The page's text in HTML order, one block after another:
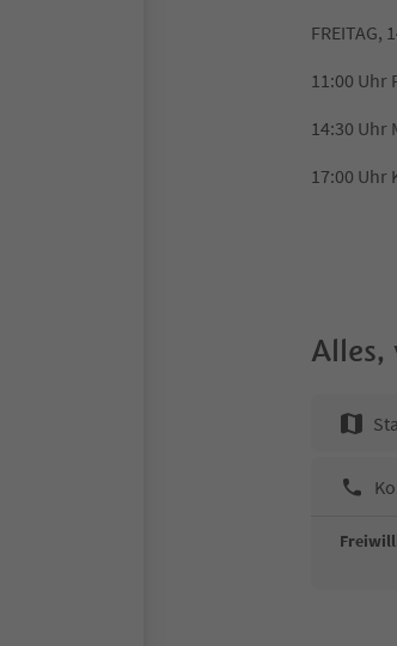
FREITAG,
11:00
14:30 Uhr
17:00 Uhr
Alles,